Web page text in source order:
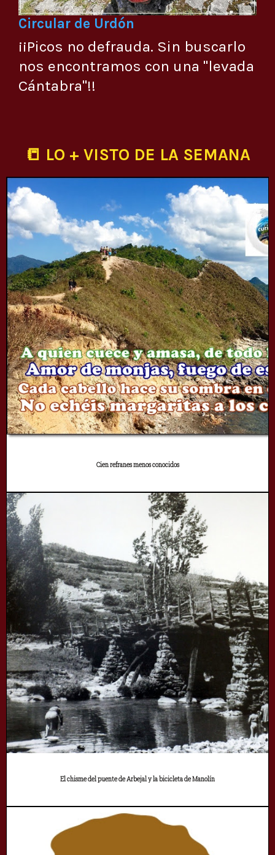
Circular de Urdón
¡¡Picos no defrauda. Sin buscarlo
nos encontramos con una "levada
Cántabra"!!
📒 LO + VISTO DE LA SEMANA
Cien refranes menos conocidos
El chisme del puente de Arbejal y la bicicleta de Manolín